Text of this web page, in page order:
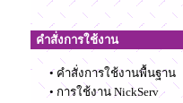
คำสั่งการใช้งาน
• คำสั่งการใช้งานพื้นฐาน
• การใช้งาน NickServ